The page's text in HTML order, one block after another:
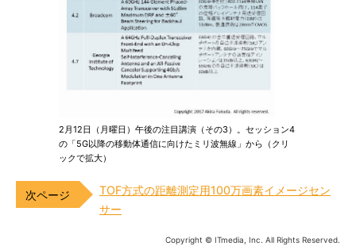
2月12日（月曜日）午後の注目講演（その3）。セッション4
の「5G以降の移動体通信に向けたミリ波無線」から（クリ
ックで拡大）
TOF方式の距離測定用100万画素イメージセン
サー
Copyright © ITmedia, Inc. All Rights Reserved.